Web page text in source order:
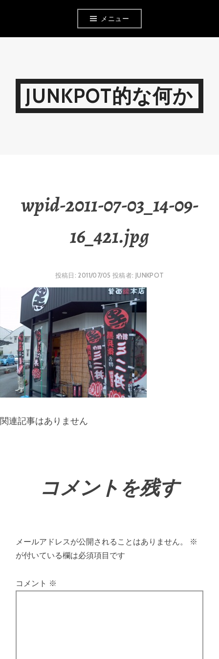
メニュー
JUNKPOT的な何か
wpid-2011-07-03_14-09-
16_421.jpg
投稿日: 2011/07/05 投稿者: JUNKPOT
関連記事はありません
コメントを残す
メールアドレスが公開されることはありません。
※
が付いている欄は必須項目です
コメント ※